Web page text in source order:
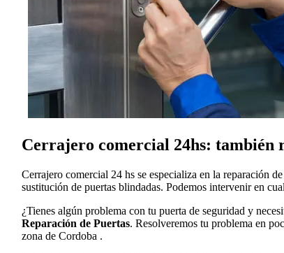
Cerrajero comercial 24hs: también
Cerrajero comercial 24 hs se especializa en la reparación
sustitución de puertas blindadas. Podemos intervenir en
¿Tienes algún problema con tu puerta de seguridad y
Reparación de Puertas. Resolveremos tu problema en
zona de Cordoba .